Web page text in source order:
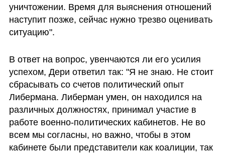
уничтожении. Время для выяснения отношений
наступит позже, сейчас нужно трезво оценивать
ситуацию".
В ответ на вопрос, увенчаются ли его усилия
успехом, Дери ответил так: "Я не знаю. Не стоит
сбрасывать со счетов политический опыт
Либермана. Либерман умен, он находился на
различных должностях, принимал участие в
работе военно-политических кабинетов. Не во
всем мы согласны, но важно, чтобы в этом
кабинете были представители как коалиции, так